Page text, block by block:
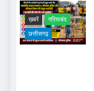
ख़बरें
गरियाबंद
छत्तीसगढ़